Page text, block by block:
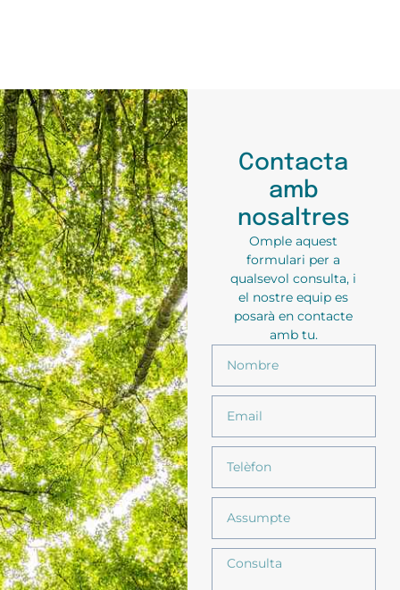
Contacta
amb
nosaltres
Omple aquest
formulari per a
qualsevol consulta, i
el nostre equip es
posarà en contacte
amb tu.